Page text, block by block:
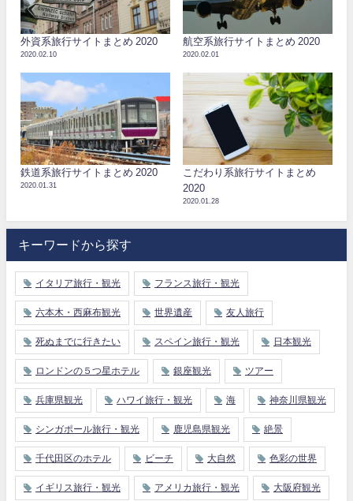
外資系旅行サイトまとめ 2020
2020.02.10
航空系旅行サイトまとめ 2020
2020.02.01
鉄道系旅行サイトまとめ 2020
2020.01.31
こだわり系旅行サイトまとめ
2020
2020.01.28
キーワードから探す
イタリア旅行・観光 フランス旅行・観光
六本木・西麻布観光 世界遺産 友人旅行
死ぬまでに行きたい スペイン旅行・観光 日本観光
ロンドンの５つ星ホテル 銀座観光 ツアー
兵庫県観光 ハワイ旅行・観光 海 神奈川県観光
シンガポール旅行・観光 鹿児島県観光 絶景
千代田区のホテル ビーチ 大自然 色彩の世界
イギリス旅行・観光 アメリカ旅行・観光 大阪府観光